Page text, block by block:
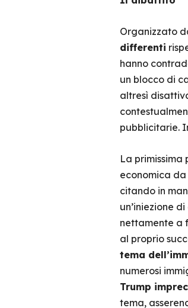
Organizzato
differenti
hanno
un blocco di
altresì
pubblicitarie.
La
economica
citando in
un’iniezione
nettamente a
al proprio
tema
numerosi
Trump
tema,